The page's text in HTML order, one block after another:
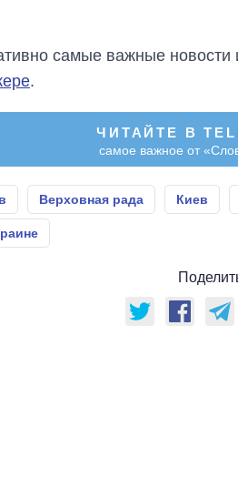
самые важные
.
ЧИТАЙТЕ В
самое важное от
Верховная рада Киев